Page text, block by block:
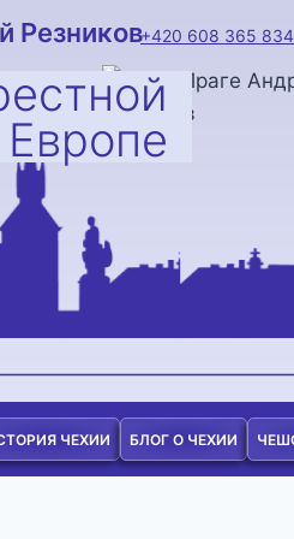
+420 608 365 834
Резников
Европе
ЧЕХИИ БЛОГ О ЧЕХИИ